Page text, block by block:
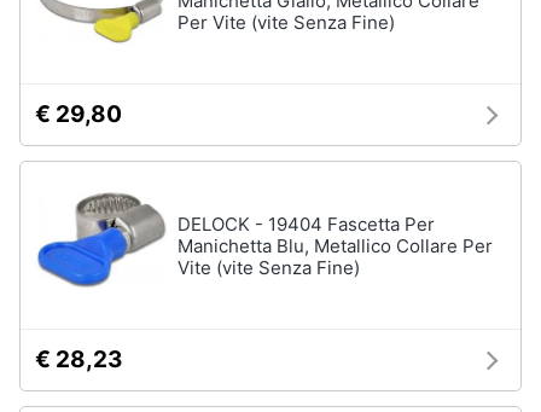
Per Vite (vite Senza Fine)
€ 29,80
DELOCK - 19404 Fascetta Per
Manichetta Blu, Metallico Collare Per
Vite (vite Senza Fine)
€ 28,23